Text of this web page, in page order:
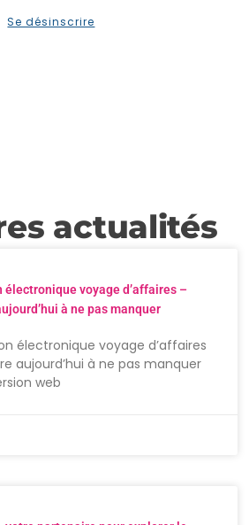
Se désinscrire
actualités
voyage d’affaires –
à ne pas manquer
électronique voyage d’affaires
aujourd’hui à ne pas manquer
web